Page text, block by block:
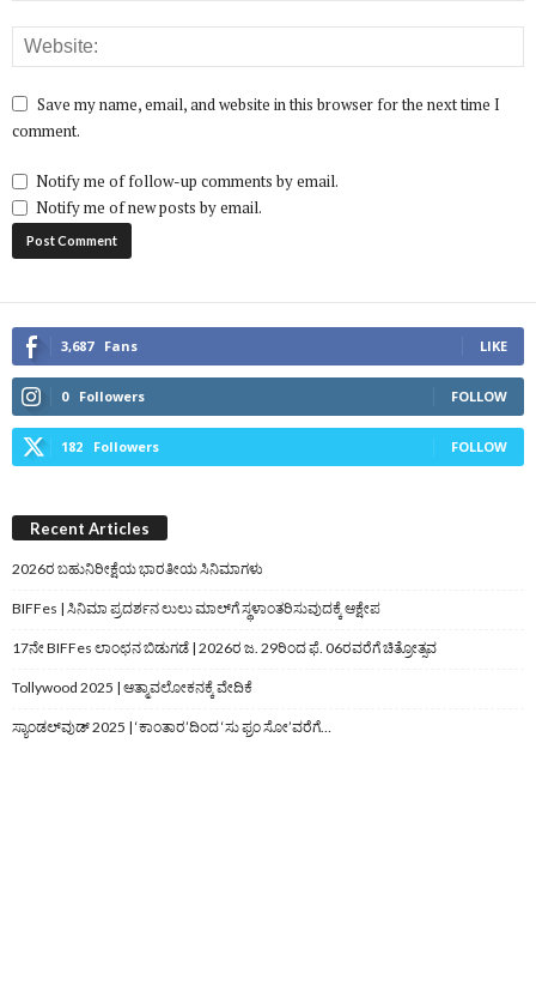
Save my name, email, and website in this browser for the next time I
comment.
Notify me of follow-up comments by email.
Notify me of new posts by email.
3,687 Fans LIKE
0 Followers FOLLOW
182 Followers FOLLOW
Recent Articles
2026ರ ಬಹುನಿರೀಕ್ಷೆಯ ಭಾರತೀಯ ಸಿನಿಮಾಗಳು
BIFFes | ಸಿನಿಮಾ ಪ್ರದರ್ಶನ ಲುಲು ಮಾಲ್‌ಗೆ ಸ್ಥಳಾಂತರಿಸುವುದಕ್ಕೆ ಆಕ್ಷೇಪ
17ನೇ BIFFes ಲಾಂಛನ ಬಿಡುಗಡೆ | 2026ರ ಜ. 29ರಿಂದ ಫೆ. 06ರವರೆಗೆ ಚಿತ್ರೋತ್ಸವ
Tollywood 2025 | ಆತ್ಮಾವಲೋಕನಕ್ಕೆ ವೇದಿಕೆ
ಸ್ಯಾಂಡಲ್‌ವುಡ್‌ 2025 | ‘ಕಾಂತಾರ’ದಿಂದ ‘ಸು ಫ್ರಂ ಸೋ’ವರೆಗೆ…